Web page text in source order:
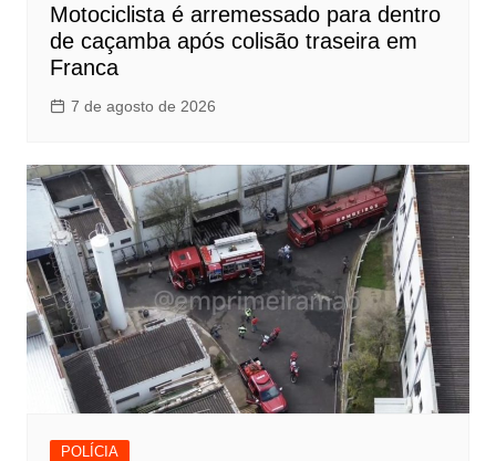
Motociclista é arremessado para dentro
de caçamba após colisão traseira em
Franca
7 de agosto de 2026
POLÍCIA